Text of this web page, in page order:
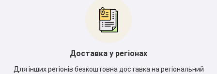
Доставка у регіонах
Для інших регіонів безкоштовна доставка на регіональний